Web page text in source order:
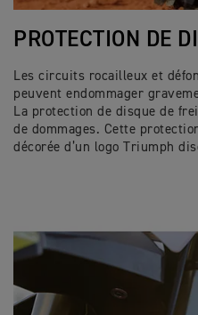
PROTECTION DE
Les circuits rocailleux et
peuvent endommager
La protection de disque de
de dommages. Cette
décorée d’un logo Triumph